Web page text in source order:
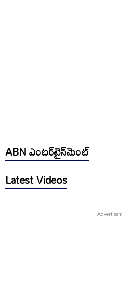
ABN ఎంటర్‌టైన్‌మెంట్
Latest Videos